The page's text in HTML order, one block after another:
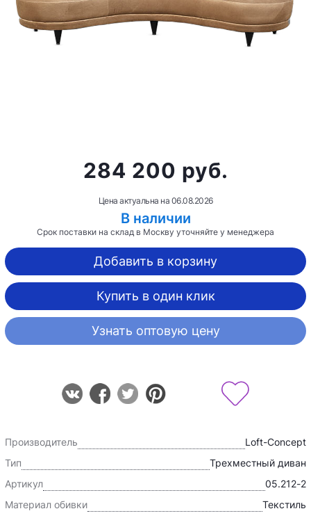
284 200 руб.
Цена актуальна на 06.08.2026
В наличии
Срок поставки на склад в Москву уточняйте у менеджера
Добавить в корзину
Купить в один клик
Узнать оптовую цену
Производитель
Loft-Concept
Тип
Трехместный диван
Артикул
05.212-2
Материал обивки
Текстиль